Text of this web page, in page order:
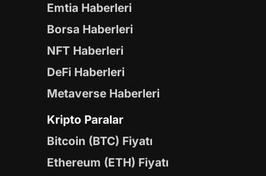
Emtia Haberleri
Borsa Haberleri
NFT Haberleri
DeFi Haberleri
Metaverse Haberleri
Kripto Paralar
Bitcoin (BTC) Fiyatı
Ethereum (ETH) Fiyatı